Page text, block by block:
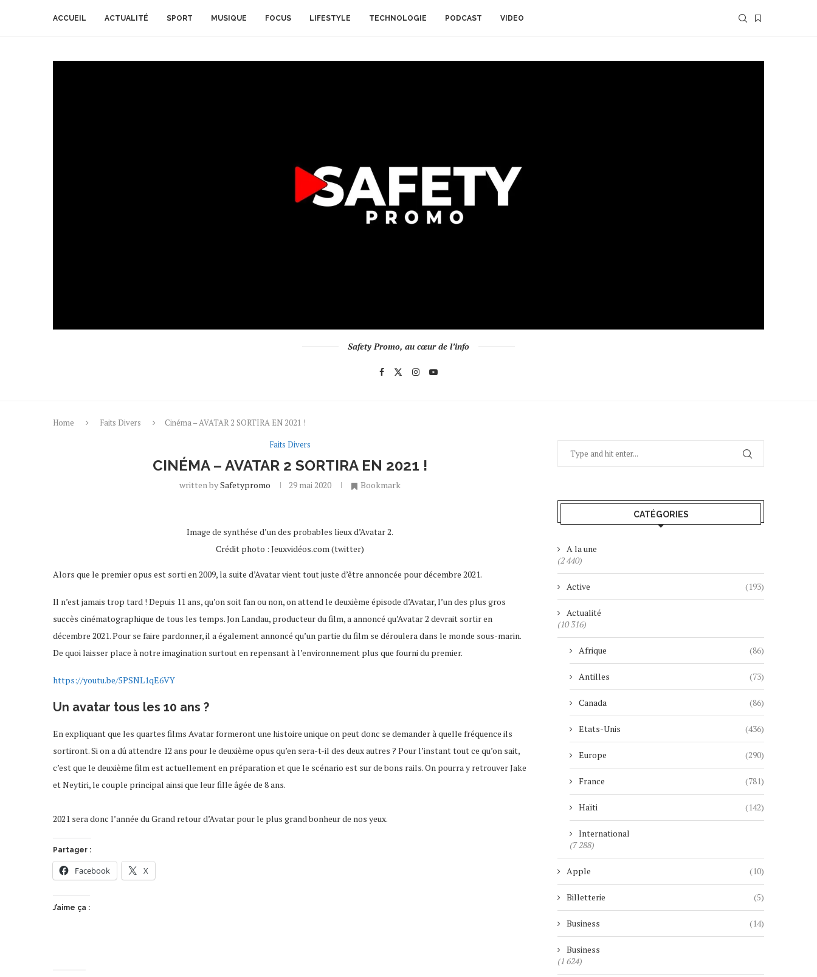
ACCUEIL ACTUALITÉ SPORT MUSIQUE FOCUS LIFESTYLE TECHNOLOGIE PODCAST VIDEO
Safety Promo, au cœur de l’info
Home Faits Divers
Cinéma – AVATAR 2 SORTIRA EN 2021 !
Faits Divers
CINÉMA – AVATAR 2 SORTIRA EN 2021 !
written bySafetypromo 29 mai 2020 Bookmark
Image de synthése d’un des probables lieux d’Avatar 2.
Crédit photo : Jeuxvidéos.com (twitter)
Alors que le premier opus est sorti en 2009, la suite d’Avatar vient tout juste d’être annoncée pour décembre 2021.
Il n’est jamais trop tard ! Depuis 11 ans, qu’on soit fan ou non, on attend le deuxième épisode d’Avatar, l’un des plus gros
succès cinématographique de tous les temps. Jon Landau, producteur du film, a annoncé qu’Avatar 2 devrait sortir en
décembre 2021. Pour se faire pardonner, il a également annoncé qu’un partie du film se déroulera dans le monde sous-marin.
De quoi laisser place à notre imagination surtout en repensant à l’environnement plus que fourni du premier.
https://youtu.be/5PSNL1qE6VY
Un avatar tous les 10 ans ?
En expliquant que les quartes films Avatar formeront une histoire unique on peut donc se demander à quelle fréquence ils
sortiront. Si on a dû attendre 12 ans pour le deuxième opus qu’en sera-t-il des deux autres ? Pour l’instant tout ce qu’on sait,
c’est que le deuxième film est actuellement en préparation et que le scénario est sur de bons rails. On pourra y retrouver Jake
et Neytiri, le couple principal ainsi que leur fille âgée de 8 ans.
2021 sera donc l’année du Grand retour d’Avatar pour le plus grand bonheur de nos yeux.
Partager :
Facebook X
J’aime ça :
CATÉGORIES
A la une
(2 440)
Active (193)
Actualité
(10 316)
Afrique (86)
Antilles (73)
Canada (86)
Etats-Unis (436)
Europe (290)
France (781)
Haïti (142)
International
(7 288)
Apple (10)
Billetterie (5)
Business (14)
Business
(1 624)